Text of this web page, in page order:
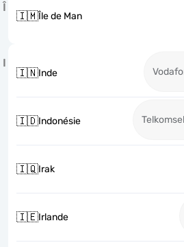
Î
🇮🇲Île de Man
I
🇮🇳Inde
🇮🇩Indonésie Telkomsel
🇮🇶Irak
🇮🇪Irlande